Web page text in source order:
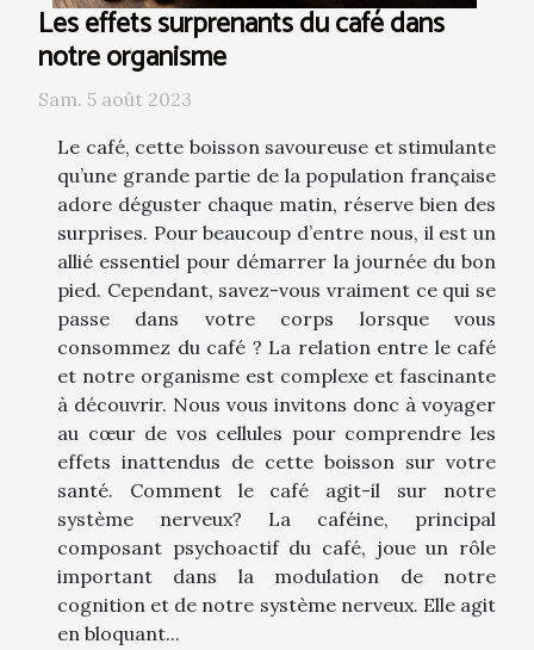
Les effets surprenants du café dans
notre organisme
Sam. 5 août 2023
Le café, cette boisson savoureuse et stimulante
qu’une grande partie de la population française
adore déguster chaque matin, réserve bien des
surprises. Pour beaucoup d’entre nous, il est un
allié essentiel pour démarrer la journée du bon
pied. Cependant, savez-vous vraiment ce qui se
passe dans votre corps lorsque vous
consommez du café ? La relation entre le café
et notre organisme est complexe et fascinante
à découvrir. Nous vous invitons donc à voyager
au cœur de vos cellules pour comprendre les
effets inattendus de cette boisson sur votre
santé. Comment le café agit-il sur notre
système nerveux? La caféine, principal
composant psychoactif du café, joue un rôle
important dans la modulation de notre
cognition et de notre système nerveux. Elle agit
en bloquant...